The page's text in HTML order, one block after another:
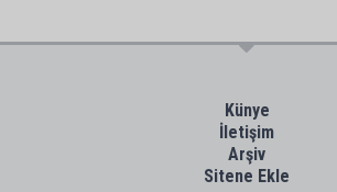
Künye
İletişim
Arşiv
Sitene Ekle